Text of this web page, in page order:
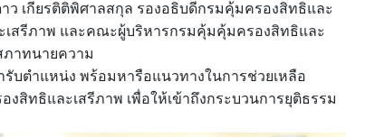
เกียรติติพิศาลสกุล รองอธิบดีกรมคุ้มครองสิทธิและ
เสรีภาพ และคณะผู้บริหารกรมคุ้มคุ้มครองสิทธิและ
ภาทนายความ
บตำแหน่ง พร้อมหารือแนวทางในการช่วยเหลือ
ทธิและเสรีภาพ เพื่อให้เข้าถึงกระบวนการยุติธรรม